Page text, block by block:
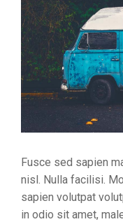
Fusce sed sapien
nisl. Nulla facilisi.
sapien volutpat
in odio sit amet,